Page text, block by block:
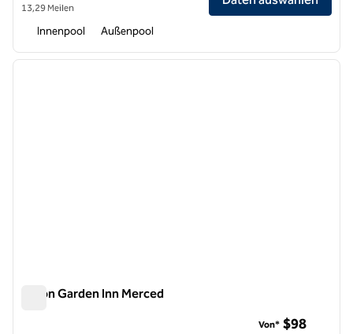
13,29 Meilen
Innenpool Außenpool
1 von 12
Hilton Garden Inn Merced
Von* $98